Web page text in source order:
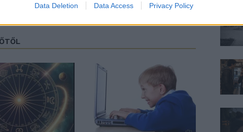
Data Deletion Data Access Privacy Policy